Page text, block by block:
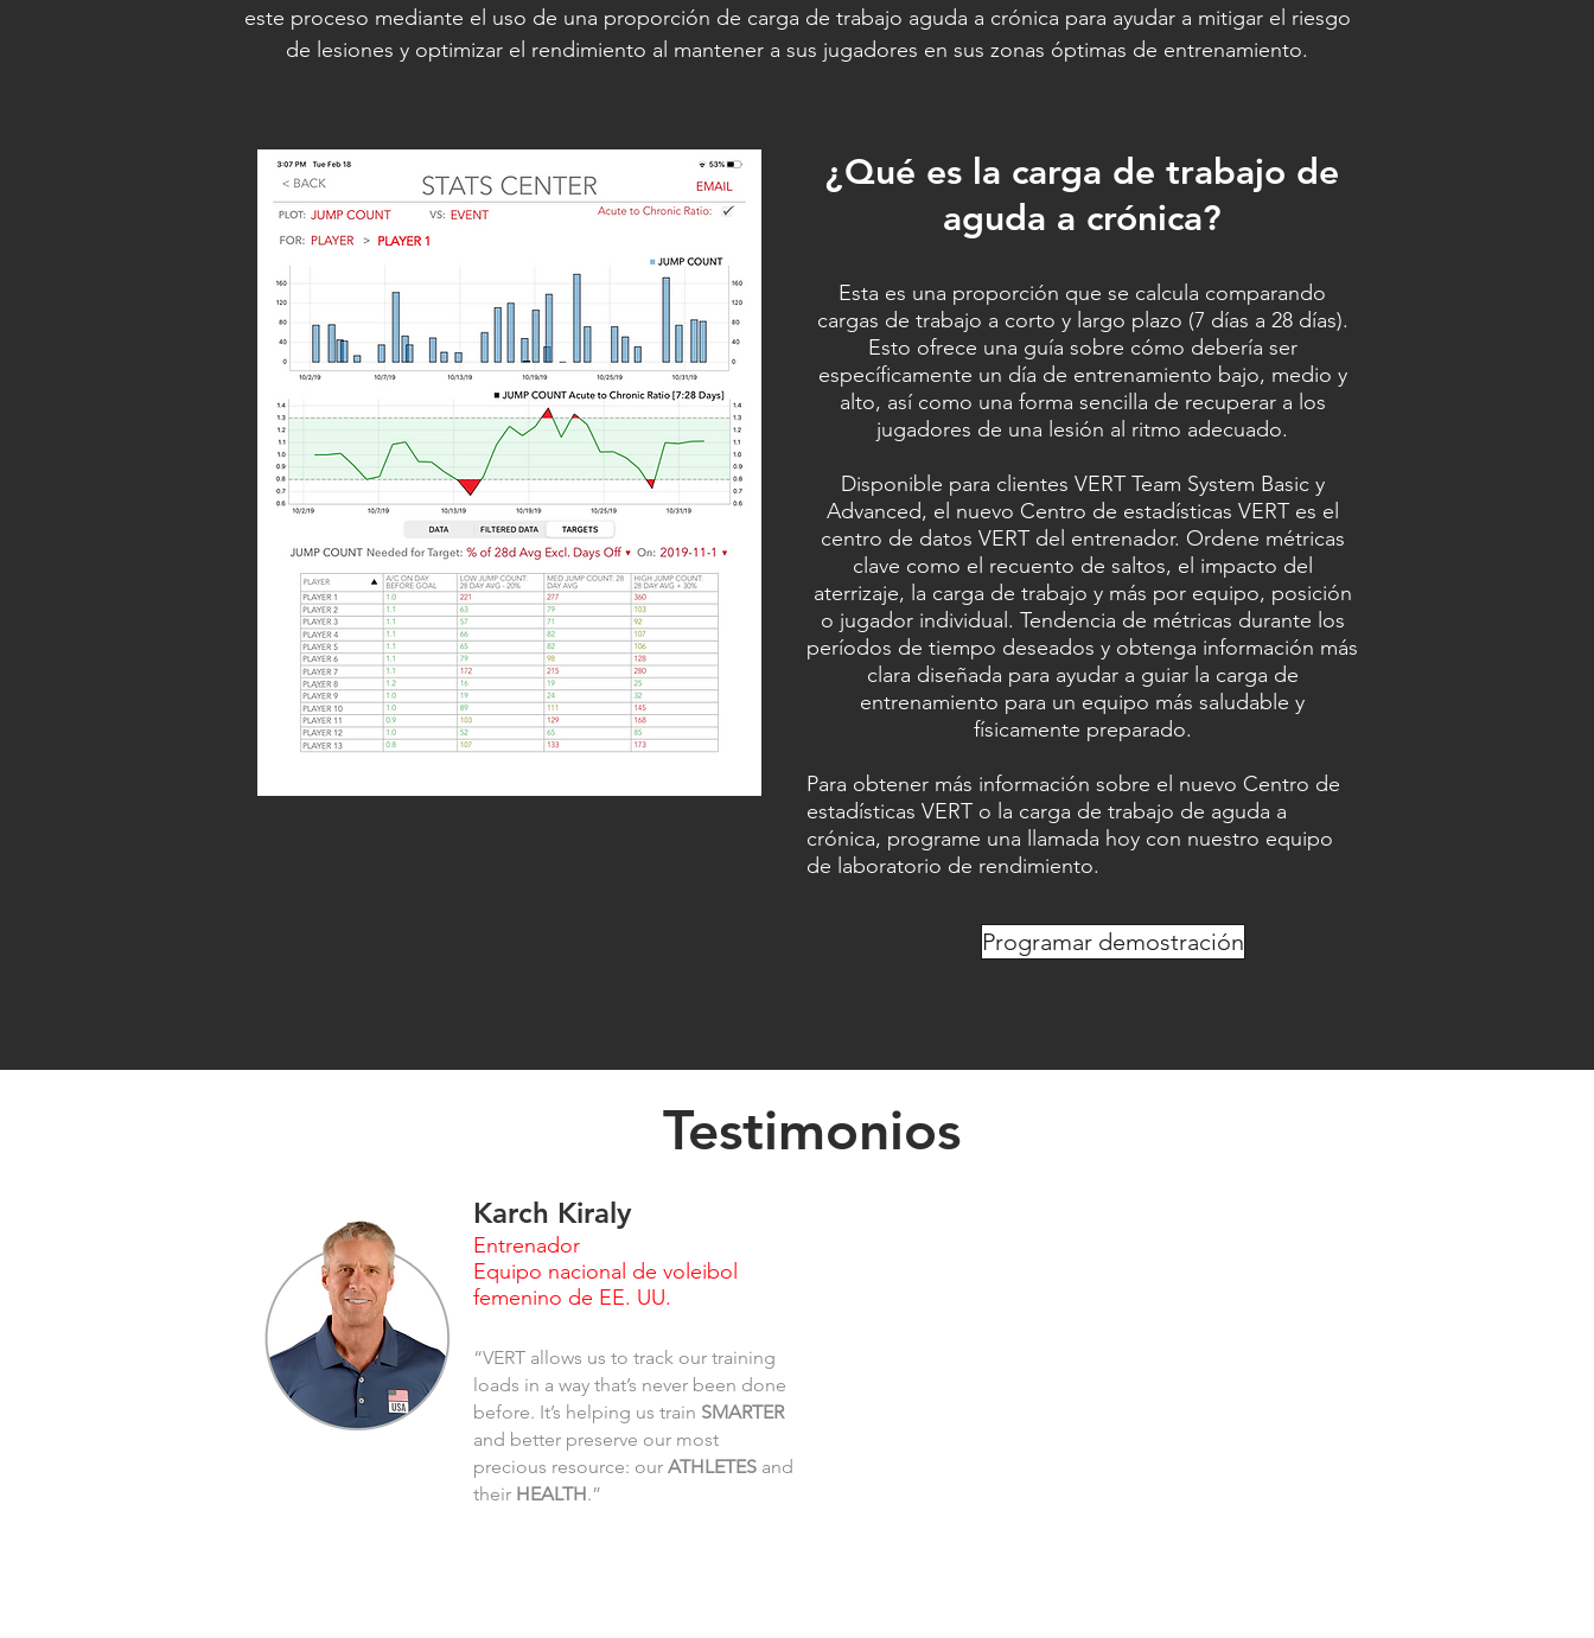
este proceso mediante el uso de una proporción de carga de trabajo aguda a crónica para ayudar a mitigar el riesgo
de lesiones y optimizar el rendimiento al mantener a sus jugadores en sus zonas óptimas de entrenamiento.
¿Qué es la carga de trabajo de
aguda a crónica?
Esta es una proporción que se calcula comparando
cargas de trabajo a corto y largo plazo (7 días a 28 días).
Esto ofrece una guía sobre cómo debería ser
específicamente un día de entrenamiento bajo, medio y
alto, así como una forma sencilla de recuperar a los
jugadores de una lesión al ritmo adecuado.
Disponible para clientes VERT Team System Basic y
Advanced, el nuevo Centro de estadísticas VERT es el
centro de datos VERT del entrenador. Ordene métricas
clave como el recuento de saltos, el impacto del
aterrizaje, la carga de trabajo y más por equipo, posición
o jugador individual. Tendencia de métricas durante los
períodos de tiempo deseados y obtenga información más
clara diseñada para ayudar a guiar la carga de
entrenamiento para un equipo más saludable y
físicamente preparado.
Para obtener más información sobre el nuevo Centro de
estadísticas VERT o la carga de trabajo de aguda a
crónica, programe una llamada hoy con nuestro equipo
de laboratorio de rendimiento.
Programar demostración
Testimonios
Karch Kiraly
Entrenador
Equipo nacional de voleibol
femenino de EE. UU.
“VERT allows us to track our training
loads in a way that’s never been done
before. It’s helping us train SMARTER
and better preserve our most
precious resource: our ATHLETES and
their HEALTH.”